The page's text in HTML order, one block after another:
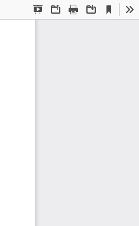
Presentation
OpenPrint Download
Current
View